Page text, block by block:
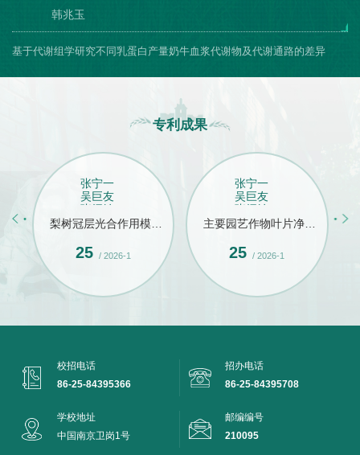
韩兆玉
基于代谢组学研究不同乳蛋白产量奶牛血浆代谢物及代谢通路的差异
专利成果
张宁一
吴巨友
张绍铃
林秀媛
梨树冠层光合作用模拟
25 / 2026-1
张宁一
吴巨友
张绍铃
林秀媛
主要园艺作物叶片净光
25 / 2026-1
校招电话
86-25-84395366
招办电话
86-25-84395708
学校地址
中国南京卫岗1号
邮编编号
210095